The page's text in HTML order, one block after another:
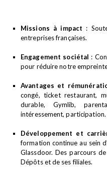
Missions à impact :
entreprises françaises.
Engagement sociétal :
pour réduire notre
Avantages et
congé, ticket restaurant,
durable, Gymlib,
intéressement, participation.
Développement et
formation continue au sein
Glassdoor. Des parcours
Dépôts et de ses filiales.